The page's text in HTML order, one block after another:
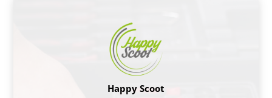
Happy Scoot